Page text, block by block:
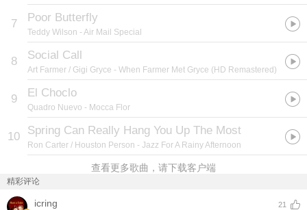
7 Poor Butterfly
Teddy Wilson - Air Mail Special
8 Social Call
Art Farmer / Gigi Gryce - When Farmer Met Gryce (HD Remastered)
9 El Choclo
Quadro Nuevo - Mocca Flor
10 Spring Can Really Hang You Up The Most
Ron Carter / Houston Person - Jazz For A Rainy Afternoon
查看更多歌曲，请下载客户端
精彩评论
icring 21